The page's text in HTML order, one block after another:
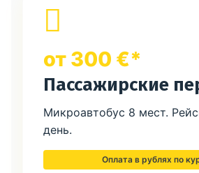
от 300 €*
Пассажирские
Микроавтобус 8 мест.
день.
Оплата в рублях по